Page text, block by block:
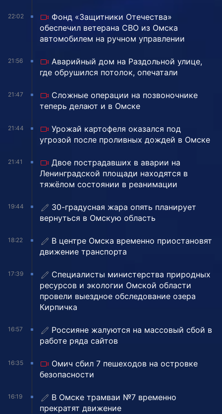
22:02
Фонд «Защитники Отечества»
обеспечил ветерана СВО из Омска
автомобилем на ручном управлении
21:56
Аварийный дом на Раздольной улице,
где обрушился потолок, опечатали
21:47
Сложные операции на позвоночнике
теперь делают и в Омске
21:44
Урожай картофеля оказался под
угрозой после проливных дождей в Омске
21:41
Двое пострадавших в аварии на
Ленинградской площади находятся в
тяжёлом состоянии в реанимации
19:44
30-градусная жара опять планирует
вернуться в Омскую область
18:22
В центре Омска временно приостановят
движение транспорта
17:39
Специалисты министерства природных
ресурсов и экологии Омской области
провели выездное обследование озера
Кирпичка
16:57
Россияне жалуются на массовый сбой в
работе ряда сайтов
16:35
Омич сбил 7 пешеходов на островке
безопасности
16:19
В Омске трамваи №7 временно
прекратят движение